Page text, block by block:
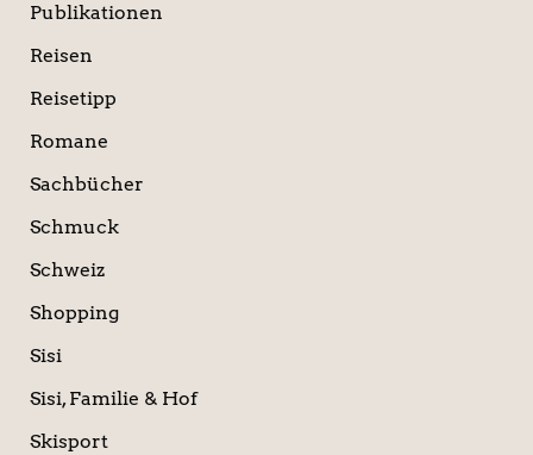
Publikationen
Reisen
Reisetipp
Romane
Sachbücher
Schmuck
Schweiz
Shopping
Sisi
Sisi, Familie & Hof
Skisport